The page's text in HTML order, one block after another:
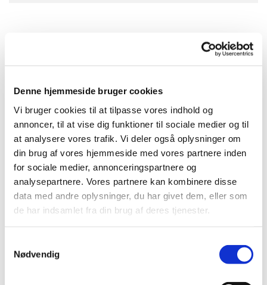
Denne hjemmeside bruger cookies
Vi bruger cookies til at tilpasse vores indhold og
annoncer, til at vise dig funktioner til sociale medier og til
at analysere vores trafik. Vi deler også oplysninger om
din brug af vores hjemmeside med vores partnere inden
for sociale medier, annonceringspartnere og
analysepartnere. Vores partnere kan kombinere disse
data med andre oplysninger, du har givet dem, eller som
de har indsamlet fra din brug af deres tjenester.
Nødvendig